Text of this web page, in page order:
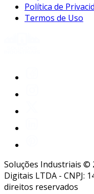
Política de
Termos de Uso
Soluções Industriais ©
Digitais LTDA - CNPJ:
direitos reservados